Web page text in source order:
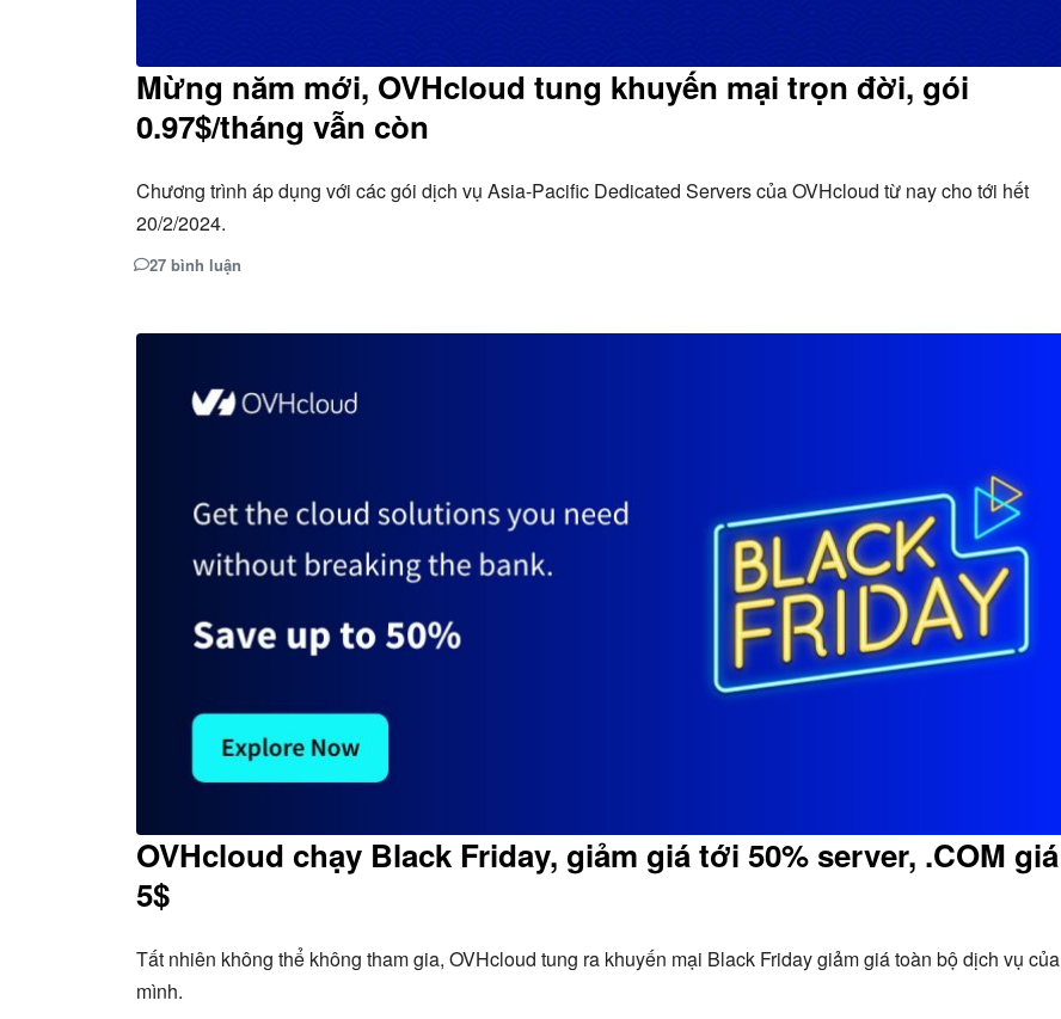
Mừng năm mới, OVHcloud tung khuyến mại trọn đời, gói
0.97$/tháng vẫn còn
Chương trình áp dụng với các gói dịch vụ Asia-Pacific Dedicated Servers của OVHcloud từ nay cho tới hết
20/2/2024.
27 bình luận
OVHcloud chạy Black Friday, giảm giá tới 50% server, .COM giá
5$
Tất nhiên không thể không tham gia, OVHcloud tung ra khuyến mại Black Friday giảm giá toàn bộ dịch vụ của
mình.